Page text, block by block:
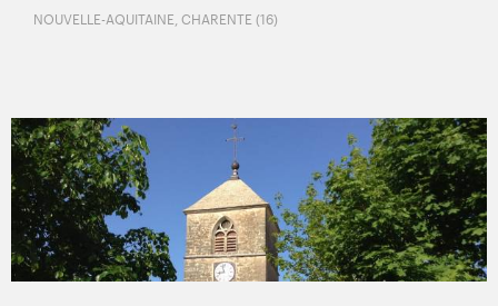
NOUVELLE-AQUITAINE, CHARENTE (16)